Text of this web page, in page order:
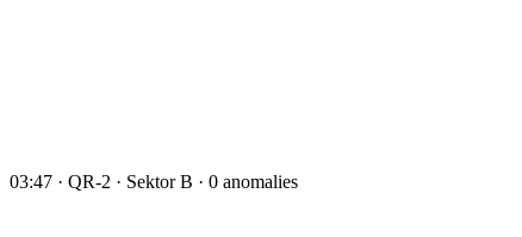
03:47 · QR-2 · Sektor B · 0 anomalies